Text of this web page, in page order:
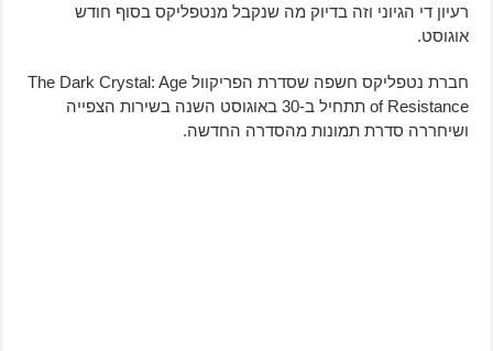
רעיון די הגיוני וזה בדיוק מה שנקבל מנטפליקס בסוף חודש
אוגוסט.
חברת נטפליקס חשפה שסדרת הפריקוול The Dark Crystal: Age
of Resistance תתחיל ב-30 באוגוסט השנה בשירות הצפייה
ושיחררה סדרת תמונות מהסדרה החדשה.